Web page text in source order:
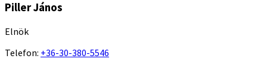
Piller János
Elnök
Telefon: +36-30-380-5546